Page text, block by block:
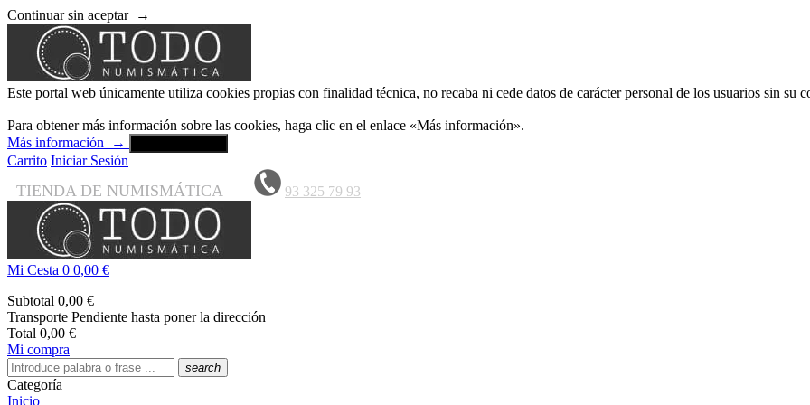
Continuar sin aceptar →
Este portal web únicamente utiliza cookies propias con finalidad técnica, no recaba ni cede datos de carácter personal de los usuarios sin su
Para obtener más información sobre las cookies, haga clic en el enlace «Más información».
Más información
→
Carrito Iniciar Sesión
TIENDA DE NUMISMÁTICA 93 325 79 93
Mi Cesta 0 0,00 €
Subtotal 0,00 €
Transporte Pendiente hasta poner la dirección
Total 0,00 €
Mi compra
search
Categoría
Inicio